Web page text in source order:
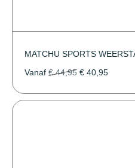
MATCHU SPORTS
Vanaf €44,95 € 40,95